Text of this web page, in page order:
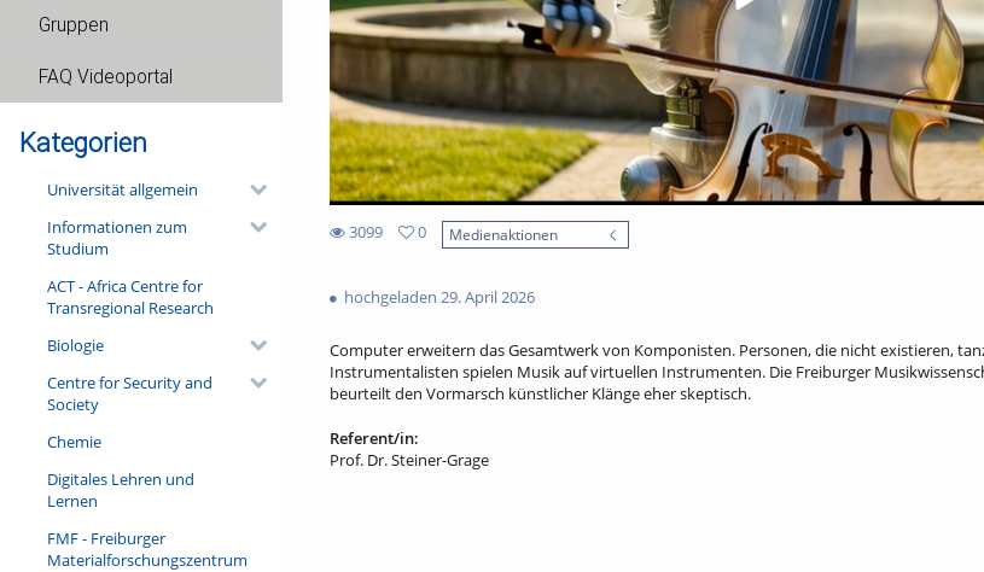
Gruppen
FAQ Videoportal
Kategorien
Universität allgemein
Informationen zum
Studium
ACT - Africa Centre for
Transregional Research
Biologie
Centre for Security and
Society
Chemie
Digitales Lehren und
Lernen
FMF - Freiburger
Materialforschungszentrum
3099
views
0
Medienaktionen
hochgeladen 29. April 2026
Computer erweitern das Gesamtwerk von Komponisten. Personen, die nicht existieren,
Instrumentalisten spielen Musik auf virtuellen Instrumenten. Die Freiburger
beurteilt den Vormarsch künstlicher Klänge eher skeptisch.
Referent/in:
Prof. Dr. Steiner-Grage